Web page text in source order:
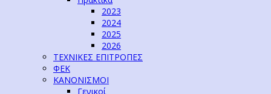
2023
2024
2025
2026
ΤΕΧΝΙΚΕΣ ΕΠΙΤΡΟΠΕΣ
ΦΕΚ
ΚΑΝΟΝΙΣΜΟΙ
Γενικοί